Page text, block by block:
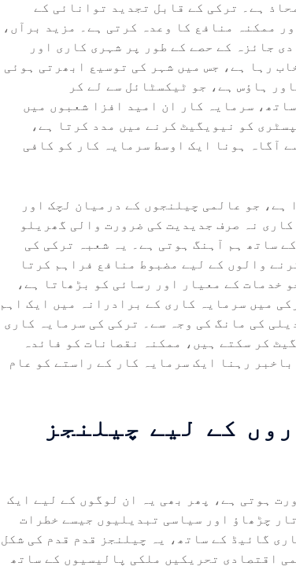
ہے۔ ترکی کے قابل تجدید توانائی کے
ممکنہ منافع کا وعدہ کرتی ہے۔ مزید برآں،
جائزہ کے حصے کے طور پر شہری کاری اور
رہا ہے، جس میں شہر کی توسیع ابھرتی ہوئی
ہاؤس ہے، جو ٹیکسٹائل سے لے کر
سرمایہ کار ان امید افزا شعبوں میں
کو نیویگیٹ کرنے میں مدد کرتا ہے،
آگاہ ہونا ایک اوسط سرمایہ کار کو کافی
جو عالمی چیلنجوں کے درمیان لچک اور
نہ صرف جدیدیت کی ضرورت والی گھریلو
ساتھ ہم آہنگ ہوتی ہے۔ یہ شعبہ ترکی کی
والوں کے لیے مضبوط منافع فراہم کرتا
خدمات کے معیار اور رسائی کو بڑھاتا ہے،
میں سرمایہ کاری کے برادرانہ میں ایک اہم
کی مانگ کی وجہ سے۔ ترکی کی سرمایہ کاری
کر سکتے ہیں، ممکنہ نقصانات کو فائدہ
رہنا ایک سرمایہ کار کے راستے کو عام
کے لیے چیلنجز
ہوتی ہے، پھر بھی یہ ان لوگوں کے لیے ایک
چڑھاؤ اور سیاسی تبدیلیوں جیسے خطرات
گائیڈ کے ساتھ، یہ چیلنجز قدم قدم کی شکل
اقتصادی تحریکیں ملکی پالیسیوں کے ساتھ